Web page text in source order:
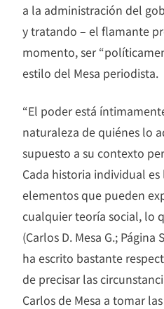
a la administración del
y tratando – el flamante
momento, ser
estilo del Mesa periodista.
“El poder está
naturaleza de quiénes lo
supuesto a su contexto
Cada historia individual
elementos que pueden
cualquier teoría social, lo
(Carlos D. Mesa G.; Página
ha escrito bastante
de precisar las
Carlos de Mesa a tomar